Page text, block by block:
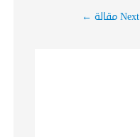
Next مقالة ←